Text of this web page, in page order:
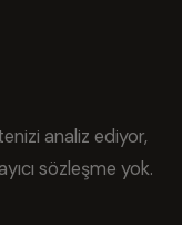
analiz ediyor,
sözleşme yok.